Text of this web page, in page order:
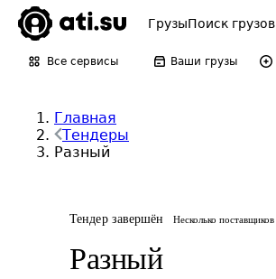
ГрузыПоиск грузов
Все сервисы Ваши грузы
Главная
Тендеры
Разный
Тендер завершён Несколько поставщиков
Разный